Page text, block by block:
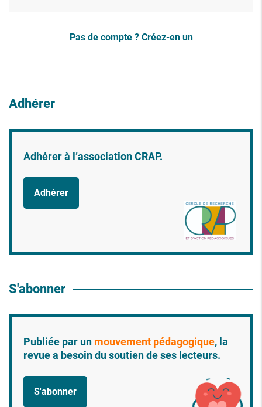
Pas de compte ? Créez-en un
Adhérer
Adhérer à l’association CRAP.
Adhérer
S'abonner
Publiée par un mouvement pédagogique, la
revue a besoin du soutien de ses lecteurs.
S'abonner